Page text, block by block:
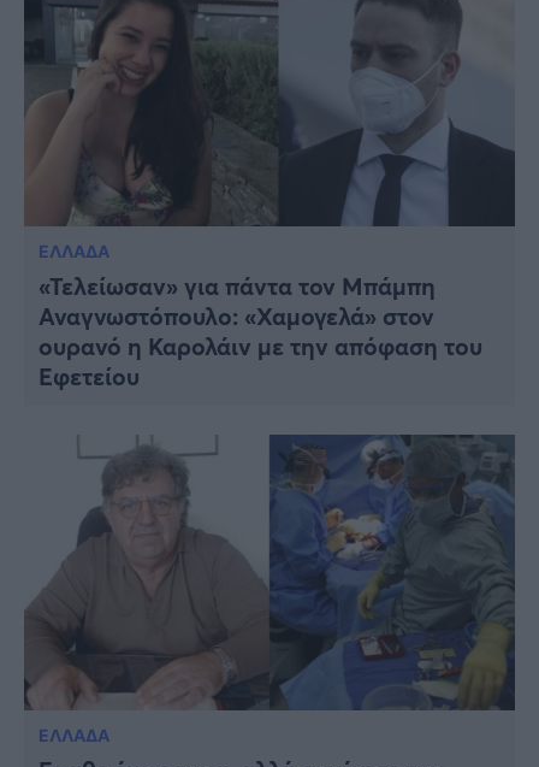
ΕΛΛΑΔΑ
«Τελείωσαν» για πάντα τον Μπάμπη
Αναγνωστόπουλο: «Χαμογελά» στον
ουρανό η Καρολάιν με την απόφαση του
Εφετείου
ΕΛΛΑΔΑ